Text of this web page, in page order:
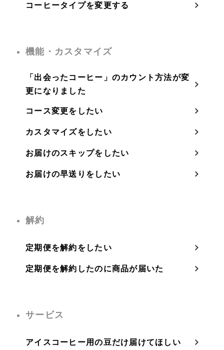
コーヒータイプを変更する
機能・カスタマイズ
「出会ったコーヒー」のカウント方法が変
更になりました
コース変更をしたい
カスタマイズをしたい
お届けのスキップをしたい
お届けの早送りをしたい
解約
定期便を解約をしたい
定期便を解約したのに商品が届いた
サービス
アイスコーヒー用の豆だけ届けてほしい